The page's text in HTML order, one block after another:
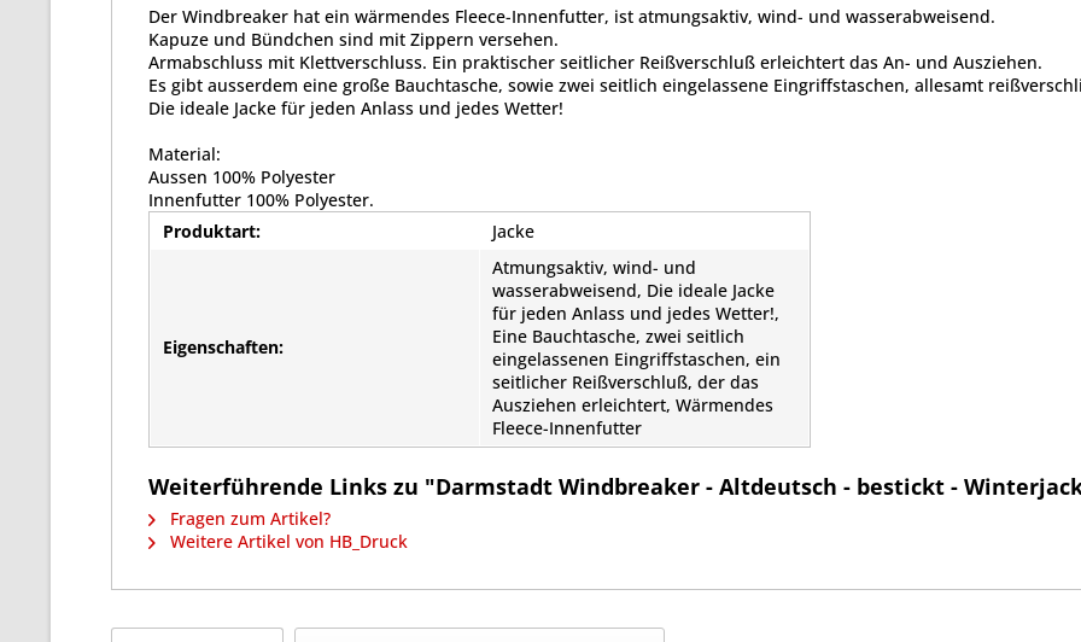
Der Windbreaker hat ein wärmendes Fleece-Innenfutter, ist atmungsaktiv, wind- und wasserabweisend.
Kapuze und Bündchen sind mit Zippern versehen.
Armabschluss mit Klettverschluss. Ein praktischer seitlicher Reißverschluß erleichtert das An- und Ausziehen.
Es gibt ausserdem eine große Bauchtasche, sowie zwei seitlich eingelassene Eingriffstaschen, allesamt
Die ideale Jacke für jeden Anlass und jedes Wetter!
Material:
Aussen 100% Polyester
Innenfutter 100% Polyester.
Produktart:
Jacke
Eigenschaften:
Atmungsaktiv, wind- und
wasserabweisend, Die ideale Jacke
für jeden Anlass und jedes Wetter!,
Eine Bauchtasche, zwei seitlich
eingelassenen Eingriffstaschen, ein
seitlicher Reißverschluß, der das
Ausziehen erleichtert, Wärmendes
Fleece-Innenfutter
Weiterführende Links zu "Darmstadt Windbreaker - Altdeutsch - bestickt -
Fragen zum Artikel?
Weitere Artikel von HB_Druck